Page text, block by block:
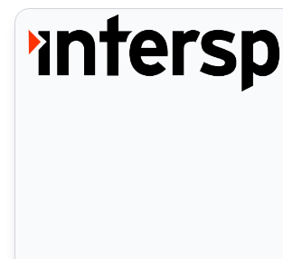
Interspire Shopping Cart (vooral voor